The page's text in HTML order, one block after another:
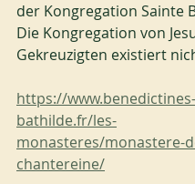
der Kongregation Sainte
Die Kongregation von
Gekreuzigten existiert
https://
bathilde.fr/les-
monasteres/monastere-
chantereine/